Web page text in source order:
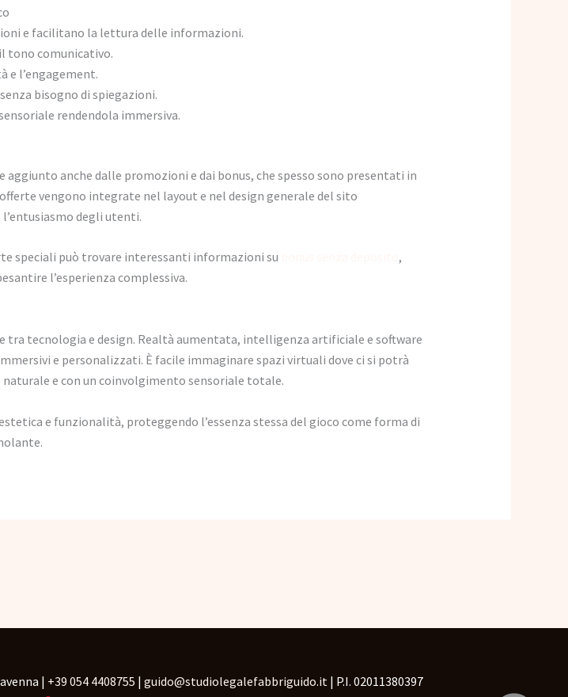
e facilitano la lettura delle informazioni.
tono comunicativo.
l’engagement.
bisogno di spiegazioni.
rendendola immersiva.
anche dalle promozioni e dai bonus, che spesso sono presentati in
vengono integrate nel layout e nel design generale del sito
degli utenti.
speciali può trovare interessanti informazioni su
,
l’esperienza complessiva.
tra tecnologia e design. Realtà aumentata, intelligenza artificiale e software
e personalizzati. È facile immaginare spazi virtuali dove ci si potrà
e con un coinvolgimento sensoriale totale.
e funzionalità, proteggendo l’essenza stessa del gioco come forma di
| +39 054 4408755 | guido@studiolegalefabbriguido.it | P.I. 02011380397